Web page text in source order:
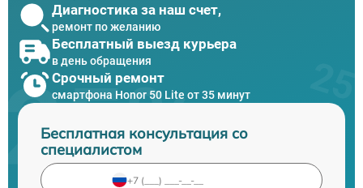
Диагностика за наш счет,
ремонт по желанию
Бесплатный выезд курьера
в день обращения
Срочный ремонт
смартфона Honor 50 Lite от 35 минут
Бесплатная консультация со
специалистом